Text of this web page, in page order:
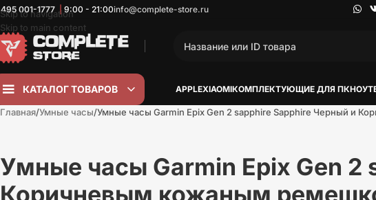
Skip to navigation
Skip to main content
001-1777 | 9:00 - 21:00info@complete-store.ru
КАТАЛОГ ТОВАРОВ APPLEXIAOMIКОМПЛЕКТУЮЩИЕ ДЛЯ ПК
Главная Умные часы Умные часы Garmin Epix Gen 2 sapphire Sapphire Черный и
Умные часы Garmin Epix Gen 2
Коричневым кожаным